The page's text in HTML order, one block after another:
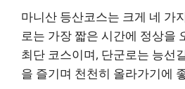
마니산 등산코스는 크게 네 가
로는 가장 짧은 시간에 정상을
최단 코스이며, 단군로는 능선
을 즐기며 천천히 올라가기에